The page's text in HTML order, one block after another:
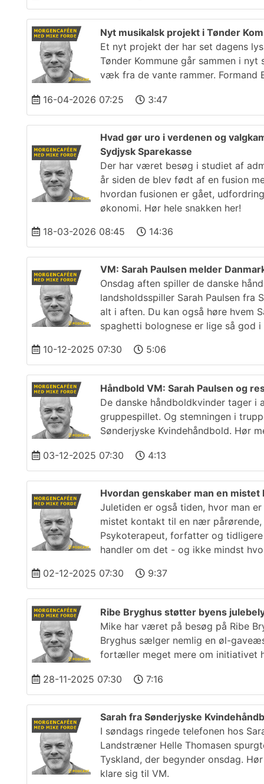
Nyt musikalsk projekt i Tønder
Et nyt projekt der har set dagens
Tønder Kommune går sammen i
væk fra de vante rammer.
16-04-2026 07:25 3:47
Hvad gør uro i verdenen og
Sydjysk Sparekasse
Der har været besøg i studiet af
år siden de blev født af en fusion
hvordan fusionen er gået,
økonomi. Hør hele snakken her!
18-03-2026 08:45
14:36
VM: Sarah Paulsen melder
Onsdag aften spiller de danske
landsholdsspiller Sarah Paulsen
alt i aften. Du kan også høre hvem
spaghetti bolognese er lige så god i
10-12-2025 07:30
5:06
Håndbold VM: Sarah Paulsen og
De danske håndboldkvinder tager i
gruppespillet. Og stemningen i
Sønderjyske Kvindehåndbold. Hør
03-12-2025 07:30 4:13
Hvordan genskaber man en
Juletiden er også tiden, hvor man
mistet kontakt til en nær
Psykoterapeut, forfatter og
handler om det - og ikke mindst
02-12-2025 07:30
9:37
Ribe Bryghus støtter byens
Mike har været på besøg på Ribe
Bryghus sælger nemlig en øl-
fortæller meget mere om initiativet
28-11-2025 07:30 7:16
Sarah fra Sønderjyske
I søndags ringede telefonen hos
Landstræner Helle Thomasen
Tyskland, der begynder onsdag.
klare sig til VM.